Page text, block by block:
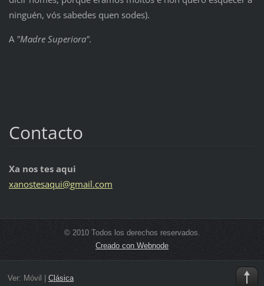
ninguén, vós sabedes quen sodes).
A "Madre Superiora".
Contacto
Xa nos tes aqui
xanostesaqui@gmail.com
© 2010 Todos los derechos reservados.
Creado con Webnode
Ver: Móvil Clásica